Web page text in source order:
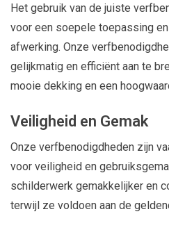
Het gebruik van de juiste
voor een soepele toepassing
afwerking. Onze
gelijkmatig en efficiënt aan te
mooie dekking en een
Veiligheid en Gemak
Onze verfbenodigdheden zijn
voor veiligheid en
schilderwerk gemakkelijker en
terwijl ze voldoen aan de